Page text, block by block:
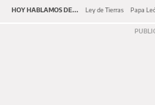
HOY HABLAMOS DE... Ley de Tierras Papa